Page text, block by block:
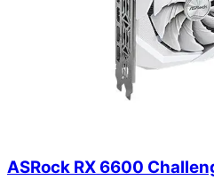
ASRock RX 6600